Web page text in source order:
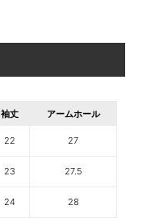
袖丈 アームホール
22 27
23 27.5
24 28